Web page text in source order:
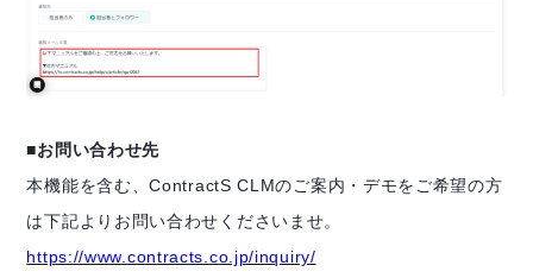
■お問い合わせ先
本機能を含む、ContractS CLMのご案内・デモをご希望の方
は下記よりお問い合わせくださいませ。
https://www.contracts.co.jp/inquiry/